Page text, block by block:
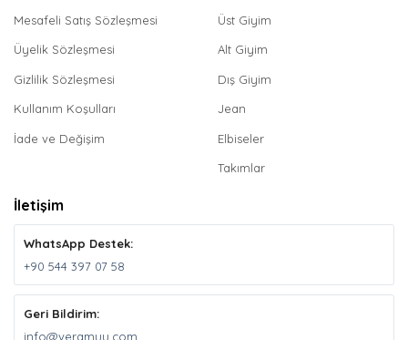
Mesafeli Satış Sözleşmesi
Üyelik Sözleşmesi
Gizlilik Sözleşmesi
Kullanım Koşulları
İade ve Değişim
Üst Giyim
Alt Giyim
Dış Giyim
Jean
Elbiseler
Takımlar
İletişim
WhatsApp Destek:
+90 544 397 07 58
Geri Bildirim:
info@veramuu.com